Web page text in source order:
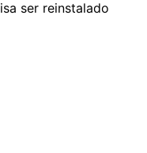
ser reinstalado